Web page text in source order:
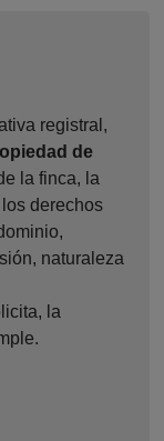
registral,
de
la finca, la
derechos
naturaleza
la